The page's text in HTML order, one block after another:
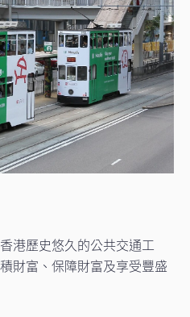
港歷史悠久的公共交通工
財富、保障財富及享受豐盛